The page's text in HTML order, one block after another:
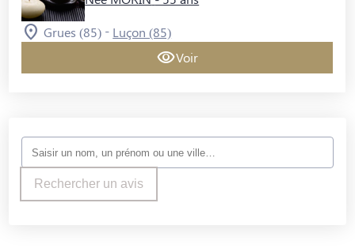
Grues (85) - Luçon (85)
Voir
Rechercher un avis